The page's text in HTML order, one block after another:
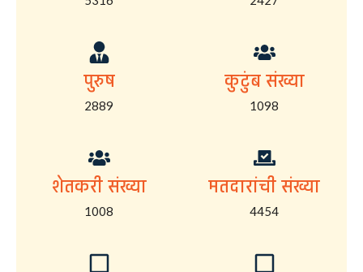
पुरुष
2889
कुटुंब संख्या
1098
शेतकरी संख्या
1008
मतदारांची संख्या
4454